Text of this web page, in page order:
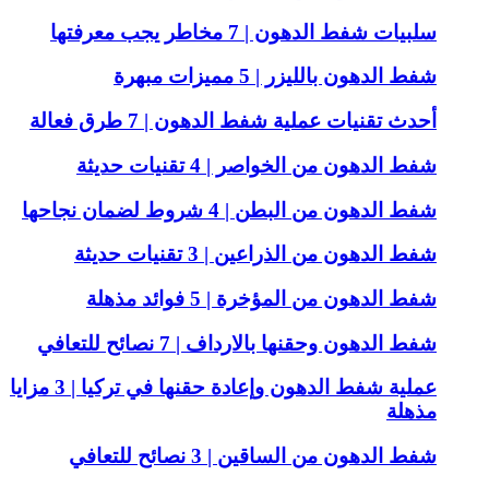
سلبيات شفط الدهون | 7 مخاطر يجب معرفتها
شفط الدهون بالليزر | 5 مميزات مبهرة
أحدث تقنيات عملية شفط الدهون | 7 طرق فعالة
شفط الدهون من الخواصر | 4 تقنيات حديثة
شفط الدهون من البطن | 4 شروط لضمان نجاحها
شفط الدهون من الذراعين | 3 تقنيات حديثة
شفط الدهون من المؤخرة | 5 فوائد مذهلة
شفط الدهون وحقنها بالارداف | 7 نصائح للتعافي
عملية شفط الدهون وإعادة حقنها في تركيا | 3 مزايا
مذهلة
شفط الدهون من الساقين | 3 نصائح للتعافي